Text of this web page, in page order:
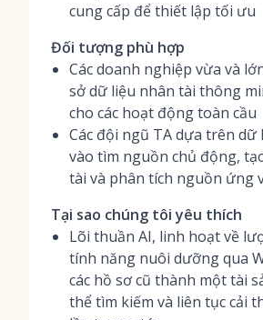
cung cấp để thiết lập tối ưu
Đối tượng phù hợp
Các doanh nghiệp vừa và
sở dữ liệu nhân tài thông
cho các hoạt động toàn cầu
Các đội ngũ TA dựa trên
vào tìm nguồn chủ động,
tài và phân tích nguồn ứng
Tại sao chúng tôi yêu thích
Lõi thuần AI, linh hoạt về
tính năng nuôi dưỡng qua
các hồ sơ cũ thành một tài
thể tìm kiếm và liên tục cải